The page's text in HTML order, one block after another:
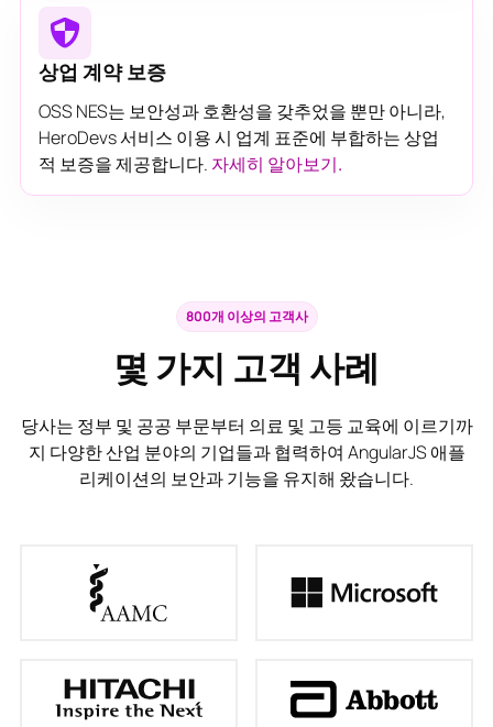
상업 계약 보증
OSS NES는 보안성과 호환성을 갖추었을 뿐만 아니라,
HeroDevs 서비스 이용 시 업계 표준에 부합하는 상업
적 보증을 제공합니다. 자세히 알아보기.
800개 이상의 고객사
몇 가지 고객 사례
당사는 정부 및 공공 부문부터 의료 및 고등 교육에 이르기까
지 다양한 산업 분야의 기업들과 협력하여 AngularJS 애플
리케이션의 보안과 기능을 유지해 왔습니다.